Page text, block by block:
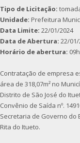
Tipo de Licitação:
Unidade: Prefeitura
Data Limite: 22/01/2024
Data de Abertura: 22/01/
Horário de abertura:
Contratação de empresa
área de 318,07m² no
Distrito de São José do
Convênio de Saída nº.
Secretaria de Governo do
Rita do Itueto.